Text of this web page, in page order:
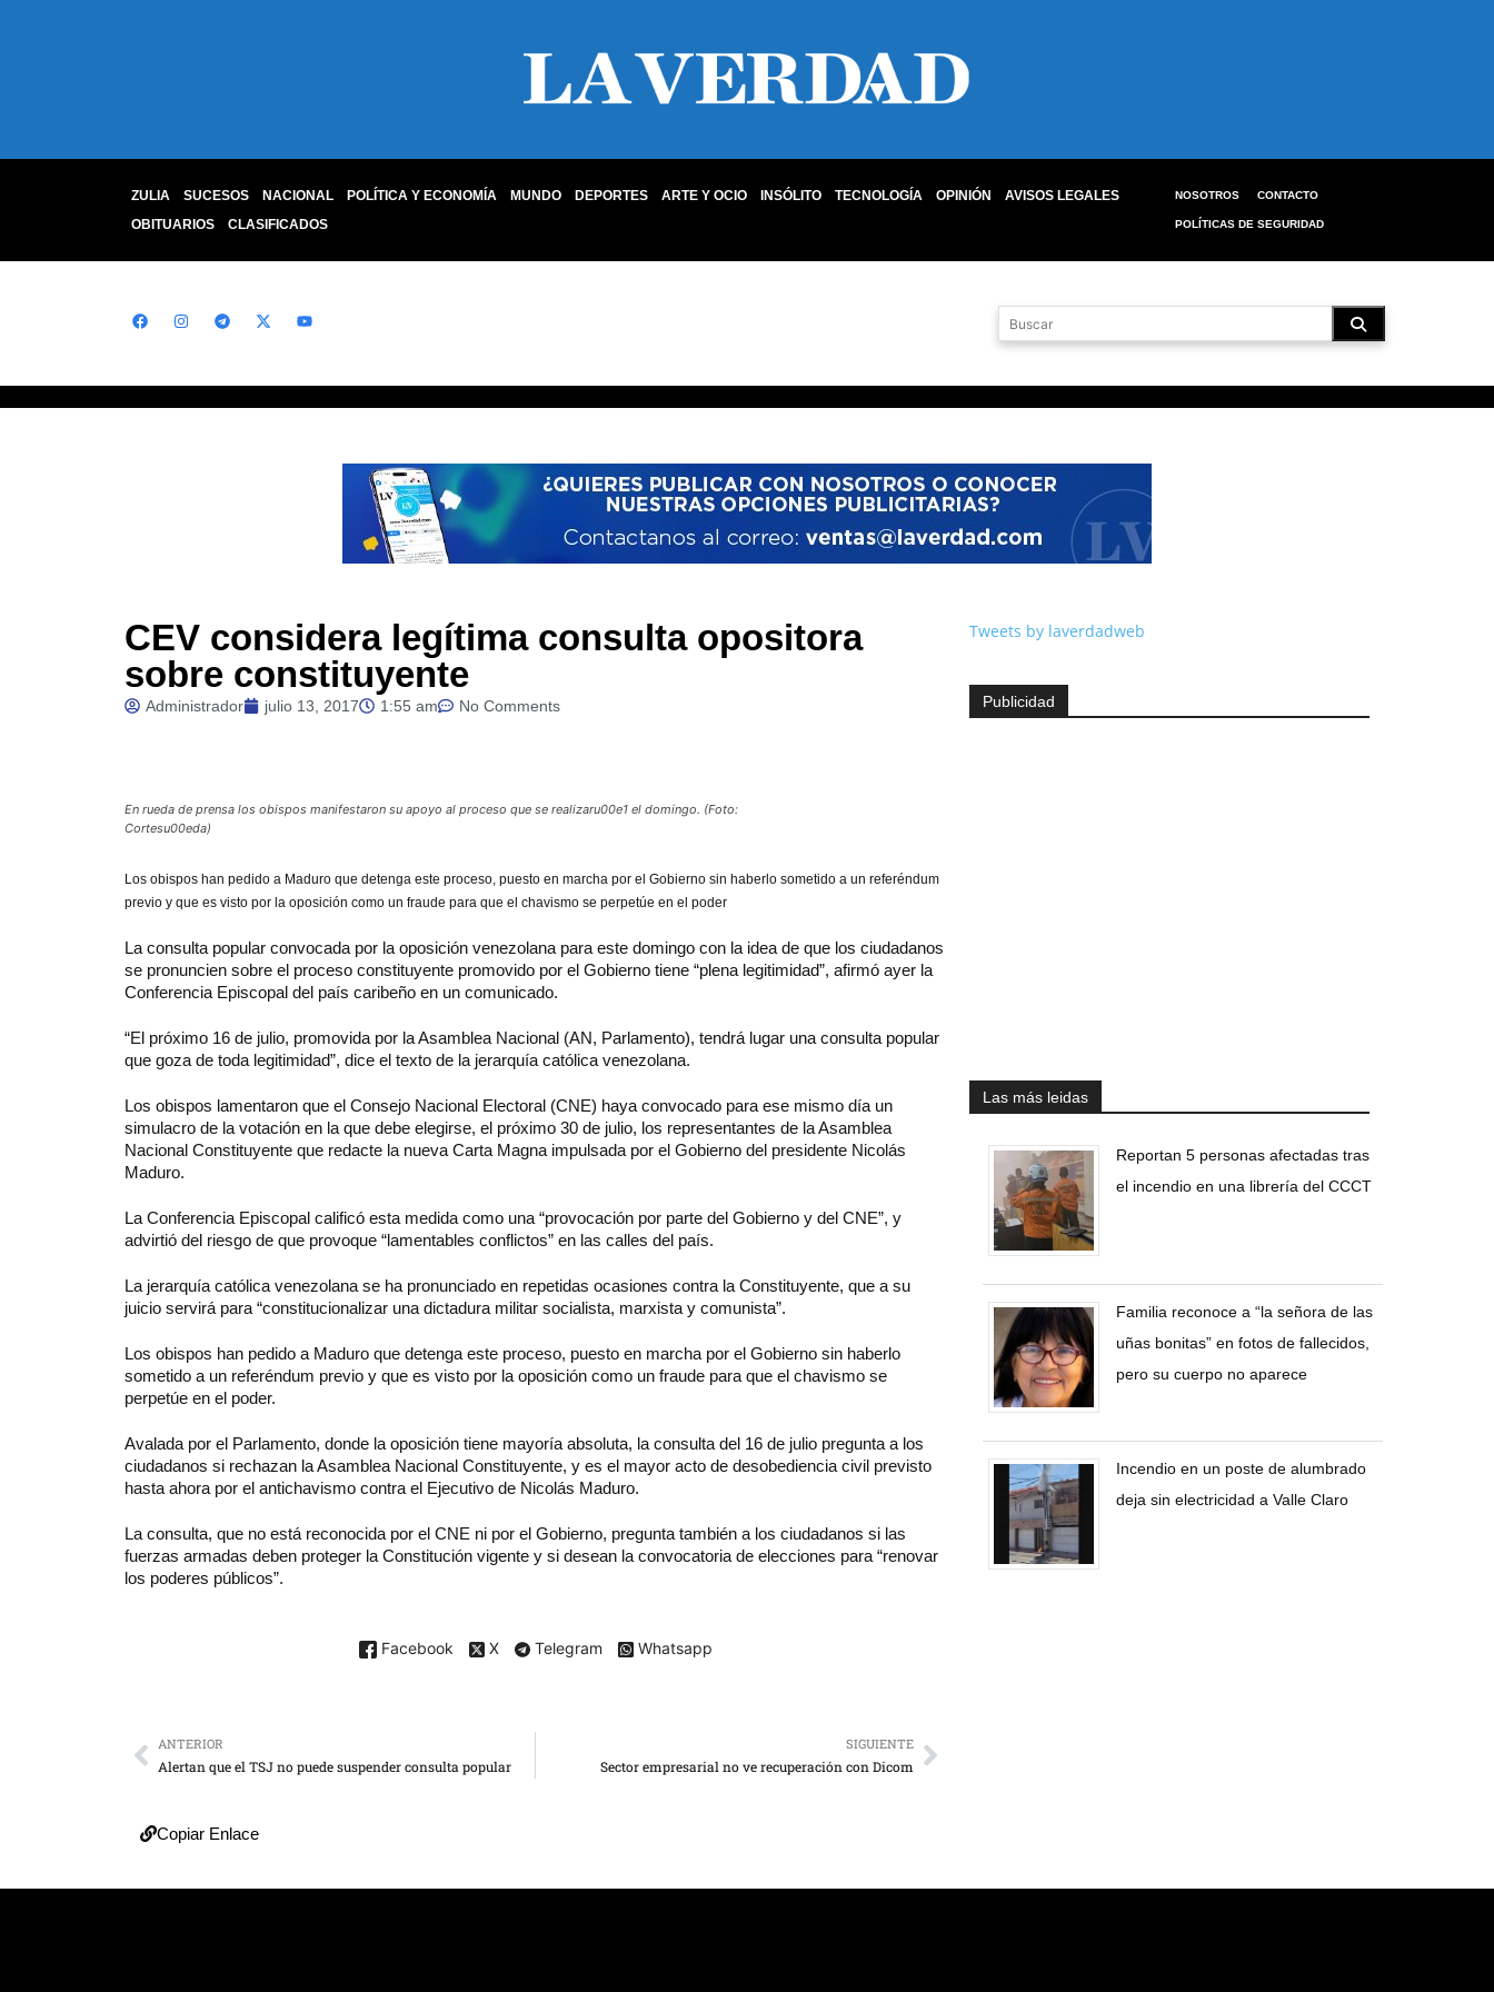
ZULIA SUCESOS NACIONAL POLÍTICA Y ECONOMÍA MUNDO DEPORTES ARTE Y OCIO INSÓLITO TECNOLOGÍA OPINIÓN
AVISOS LEGALES
OBITUARIOS
CLASIFICADOS
NOSOTROS CONTACTO
POLÍTICAS DE SEGURIDAD
CEV considera legítima consulta opositora
sobre constituyente
Administrador julio 13, 2017 1:55 am No Comments
En rueda de prensa los obispos manifestaron su apoyo al proceso que se realizaru00e1 el domingo. (Foto:
Cortesu00eda)
Los obispos han pedido a Maduro que detenga este proceso, puesto en marcha por el Gobierno sin haberlo sometido a un referéndum
previo y que es visto por la oposición como un fraude para que el chavismo se perpetúe en el poder
La consulta popular convocada por la oposición venezolana para este domingo con la idea de que los ciudadanos
se pronuncien sobre el proceso constituyente promovido por el Gobierno tiene “plena legitimidad”, afirmó ayer la
Conferencia Episcopal del país caribeño en un comunicado.
“El próximo 16 de julio, promovida por la Asamblea Nacional (AN, Parlamento), tendrá lugar una consulta popular
que goza de toda legitimidad”, dice el texto de la jerarquía católica venezolana.
Los obispos lamentaron que el Consejo Nacional Electoral (CNE) haya convocado para ese mismo día un
simulacro de la votación en la que debe elegirse, el próximo 30 de julio, los representantes de la Asamblea
Nacional Constituyente que redacte la nueva Carta Magna impulsada por el Gobierno del presidente Nicolás
Maduro.
La Conferencia Episcopal calificó esta medida como una “provocación por parte del Gobierno y del CNE”, y
advirtió del riesgo de que provoque “lamentables conflictos” en las calles del país.
La jerarquía católica venezolana se ha pronunciado en repetidas ocasiones contra la Constituyente, que a su
juicio servirá para “constitucionalizar una dictadura militar socialista, marxista y comunista”.
Los obispos han pedido a Maduro que detenga este proceso, puesto en marcha por el Gobierno sin haberlo
sometido a un referéndum previo y que es visto por la oposición como un fraude para que el chavismo se
perpetúe en el poder.
Avalada por el Parlamento, donde la oposición tiene mayoría absoluta, la consulta del 16 de julio pregunta a los
ciudadanos si rechazan la Asamblea Nacional Constituyente, y es el mayor acto de desobediencia civil previsto
hasta ahora por el antichavismo contra el Ejecutivo de Nicolás Maduro.
La consulta, que no está reconocida por el CNE ni por el Gobierno, pregunta también a los ciudadanos si las
fuerzas armadas deben proteger la Constitución vigente y si desean la convocatoria de elecciones para “renovar
los poderes públicos”.
Facebook X Telegram Whatsapp
Tweets by laverdadweb
Publicidad
Las más leidas
Reportan 5 personas afectadas tras
el incendio en una librería del CCCT
Familia reconoce a “la señora de las
uñas bonitas” en fotos de fallecidos,
pero su cuerpo no aparece
Incendio en un poste de alumbrado
deja sin electricidad a Valle Claro
ANTERIOR
Alertan que el TSJ no puede suspender consulta popular
SIGUIENTE
Sector empresarial no ve recuperación con Dicom
Copiar Enlace